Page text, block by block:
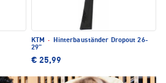
KTM ·
Hinterbauständer Dropout 26-
29"
€ 25,99